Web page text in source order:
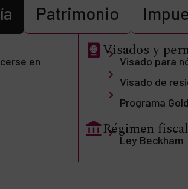
Patrimonio
en
Visados y
Visado para
Visado de
Programa
Régimen
Ley Beckham